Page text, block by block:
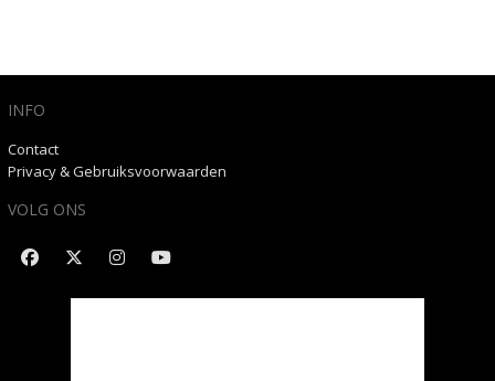
INFO
Contact
Privacy & Gebruiksvoorwaarden
VOLG ONS